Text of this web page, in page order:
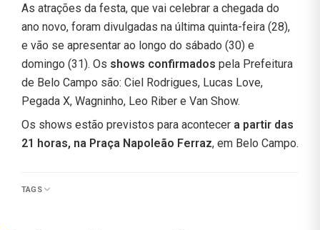
As atrações da festa, que vai celebrar a chegada do
ano novo, foram divulgadas na última quinta-feira (28),
e vão se apresentar ao longo do sábado (30) e
domingo (31). Os shows confirmados pela Prefeitura
de Belo Campo são: Ciel Rodrigues, Lucas Love,
Pegada X, Wagninho, Leo Riber e Van Show.
Os shows estão previstos para acontecer a partir das
21 horas, na Praça Napoleão Ferraz, em Belo Campo.
TAGS